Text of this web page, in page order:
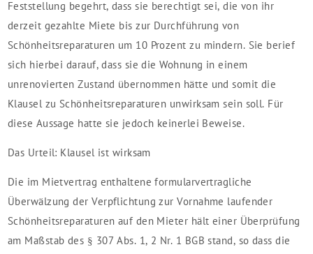
Feststellung begehrt, dass sie berechtigt sei, die von ihr
derzeit gezahlte Miete bis zur Durchführung von
Schönheitsreparaturen um 10 Prozent zu mindern. Sie berief
sich hierbei darauf, dass sie die Wohnung in einem
unrenovierten Zustand übernommen hätte und somit die
Klausel zu Schönheitsreparaturen unwirksam sein soll. Für
diese Aussage hatte sie jedoch keinerlei Beweise.
Das Urteil: Klausel ist wirksam
Die im Mietvertrag enthaltene formularvertragliche
Überwälzung der Verpflichtung zur Vornahme laufender
Schönheitsreparaturen auf den Mieter hält einer Überprüfung
am Maßstab des § 307 Abs. 1, 2 Nr. 1 BGB stand, so dass die